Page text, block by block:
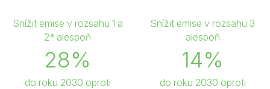
Snížit emise v rozsahu 1 a
2* alespoň
28%
do roku 2030 oproti
Snížit emise v rozsahu 3
alespoň
14%
do roku 2030 oproti